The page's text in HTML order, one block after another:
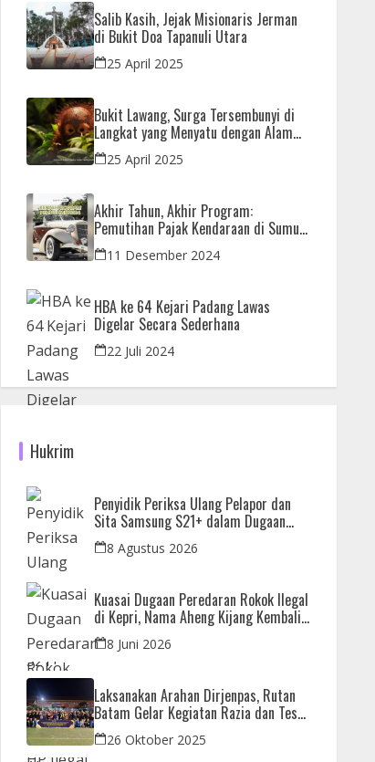
Salib Kasih, Jejak Misionaris Jerman
di Bukit Doa Tapanuli Utara
25 April 2025
Bukit Lawang, Surga Tersembunyi di
Langkat yang Menyatu dengan Alam
dan Orangutan
25 April 2025
Akhir Tahun, Akhir Program:
Pemutihan Pajak Kendaraan di Sumut
Hanya Sampai 31 Desember
11 Desember 2024
HBA ke 64 Kejari Padang Lawas
Digelar Secara Sederhana
22 Juli 2024
Hukrim
Penyidik Periksa Ulang Pelapor dan
Sita Samsung S21+ dalam Dugaan
Penjualan HP Ilegal di Nagoya Hill
8 Agustus 2026
Kuasai Dugaan Peredaran Rokok Ilegal
di Kepri, Nama Aheng Kijang Kembali
Disorot
8 Juni 2026
Laksanakan Arahan Dirjenpas, Rutan
Batam Gelar Kegiatan Razia dan Tes
Urine Bersama APH
26 Oktober 2025